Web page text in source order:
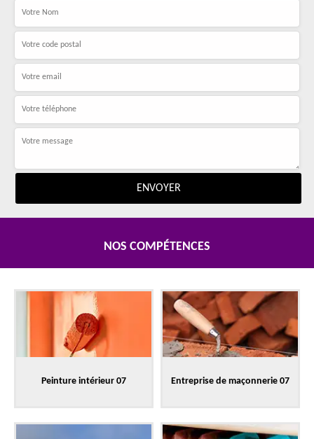
NOS COMPÉTENCES
Peinture intérieur 07 Entreprise de maçonnerie 07